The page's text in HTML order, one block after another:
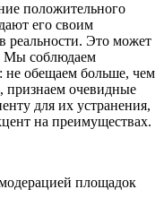
положительного
его своим
реальности. Это может
Мы соблюдаем
не обещаем больше, чем
признаем очевидные
для их устранения,
на преимуществах.
площадок